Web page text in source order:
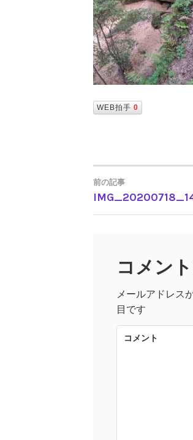
WEB拍手 0
投
前の記事
コメン
メールアドレス
目です
コメント